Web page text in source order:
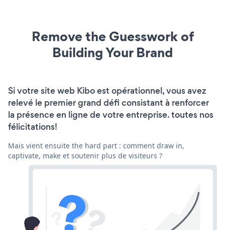
Remove the Guesswork of
Building Your Brand
Si votre site web Kibo est opérationnel, vous avez
relevé le premier grand défi consistant à renforcer
la présence en ligne de votre entreprise. toutes nos
félicitations!
Mais vient ensuite the hard part : comment draw in,
captivate, make et soutenir plus de visiteurs ?